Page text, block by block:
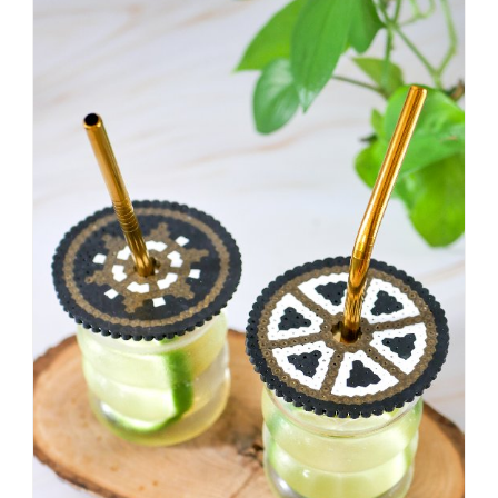
schöner
KNALLTS!
#badezimmer
#makeover
#badezimmerdesign
#renovieren
#altbau